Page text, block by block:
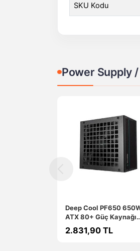
SKU Kodu
Power Supply
Deep Cool PF650
ATX 80+ Güç Kaynağı
PF650
2.831,90 TL